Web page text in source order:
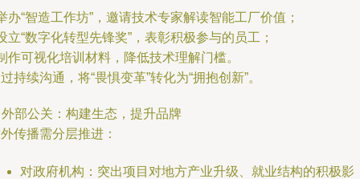
办“智造工作坊”，邀请技术专家解读智能工厂价值；
立“数字化转型先锋奖”，表彰积极参与的员工；
作可视化培训材料，降低技术理解门槛。
持续沟通，将“畏惧变革”转化为“拥抱创新”。
部公关：构建生态，提升品牌
传播需分层推进：
对政府机构：突出项目对地方产业升级、就业结构的积极影